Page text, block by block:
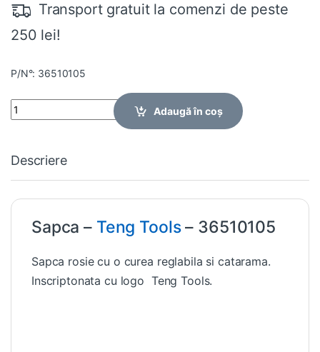
Transport gratuit la comenzi de peste
250 lei!
P/N°: 36510105
Quantity
Adaugă în coș
Descriere
Sapca – Teng Tools– 36510105
Sapca rosie cu o curea reglabila si catarama.
Inscriptonata cu logo Teng Tools.